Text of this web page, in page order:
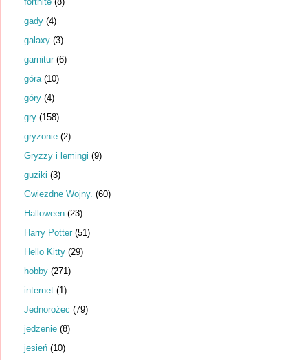
gady (4)
galaxy (3)
garnitur (6)
góra (10)
góry (4)
gry (158)
gryzonie (2)
Gryzzy i lemingi (9)
guziki (3)
Gwiezdne Wojny. (60)
Halloween (23)
Harry Potter (51)
Hello Kitty (29)
hobby (271)
internet (1)
Jednorożec (79)
jedzenie (8)
jesień (10)